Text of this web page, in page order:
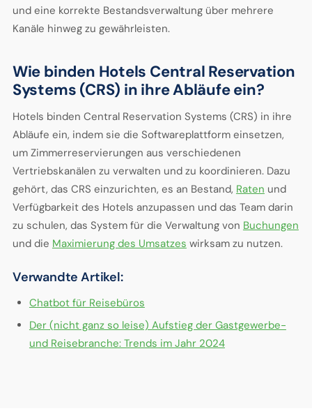
und eine korrekte Bestandsverwaltung über mehrere
Kanäle hinweg zu gewährleisten.
Wie binden Hotels Central Reservation
Systems (CRS) in ihre Abläufe ein?
Hotels binden Central Reservation Systems (CRS) in ihre
Abläufe ein, indem sie die Softwareplattform einsetzen,
um Zimmerreservierungen aus verschiedenen
Vertriebskanälen zu verwalten und zu koordinieren. Dazu
gehört, das CRS einzurichten, es an Bestand, Raten und
Verfügbarkeit des Hotels anzupassen und das Team darin
zu schulen, das System für die Verwaltung von Buchungen
und die Maximierung des Umsatzes wirksam zu nutzen.
Verwandte Artikel:
Chatbot für Reisebüros
Der (nicht ganz so leise) Aufstieg der Gastgewerbe-
und Reisebranche: Trends im Jahr 2024